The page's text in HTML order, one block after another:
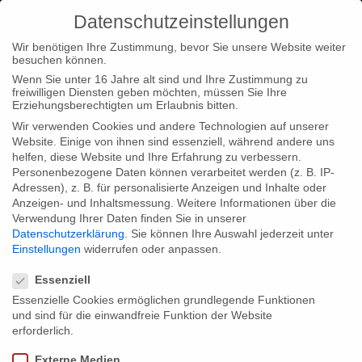
Home Startseite
MALI BLUES ausgezeichnet als “Bester
Film”
MALI BLUES ausgezeichnet als “Bester
Film”
Das Unerhört International Filmfestival Hamburg hat unseren
Kinodokumentarfilm MALI BLUES (Regie: Lutz Gregor) als
Datenschutzeinstellungen
Wir benötigen Ihre Zustimmung, bevor Sie unsere Website weiter
besuchen können.
Wenn Sie unter 16 Jahre alt sind und Ihre Zustimmung zu
freiwilligen Diensten geben möchten, müssen Sie Ihre
Erziehungsberechtigten um Erlaubnis bitten.
Wir verwenden Cookies und andere Technologien auf unserer
Website. Einige von ihnen sind essenziell, während andere uns
helfen, diese Website und Ihre Erfahrung zu verbessern.
Personenbezogene Daten können verarbeitet werden (z. B. IP-
Adressen), z. B. für personalisierte Anzeigen und Inhalte oder
Anzeigen- und Inhaltsmessung. Weitere Informationen über die
Verwendung Ihrer Daten finden Sie in unserer
Datenschutzerklärung
Sie können Ihre Auswahl jederzeit unter
Einstellungen widerrufen oder anpassen.
Essenziell
Essenzielle Cookies ermöglichen grundlegende Funktionen
und sind für die einwandfreie Funktion der Website
erforderlich.